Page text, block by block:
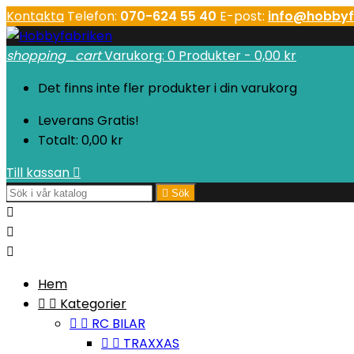
Kontakta Telefon: 070-624 55 40 E-post:
shopping_cartVarukorg: 0 Produkter - 0,00 kr
Det finns inte fler produkter i din varukorg
Leverans Gratis!
Totalt: 0,00 kr
Till kassan 
 Sök



Hem
  Kategorier
  RC BILAR
  TRAXXAS